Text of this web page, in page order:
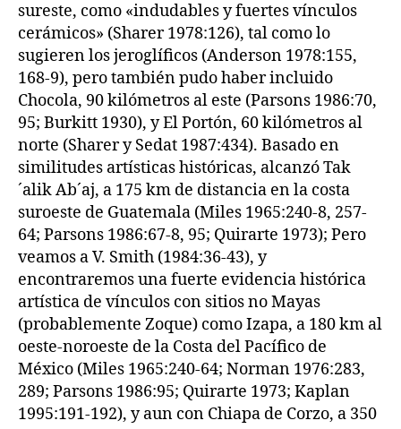
sureste, como «indudables y fuertes vínculos
cerámicos» (Sharer 1978:126), tal como lo
sugieren los jeroglíficos (Anderson 1978:155,
168-9), pero también pudo haber incluido
Chocola, 90 kilómetros al este (Parsons 1986:70,
95; Burkitt 1930), y El Portón, 60 kilómetros al
norte (Sharer y Sedat 1987:434). Basado en
similitudes artísticas históricas, alcanzó Tak
´alik Ab´aj, a 175 km de distancia en la costa
suroeste de Guatemala (Miles 1965:240-8, 257-
64; Parsons 1986:67-8, 95; Quirarte 1973); Pero
veamos a V. Smith (1984:36-43), y
encontraremos una fuerte evidencia histórica
artística de vínculos con sitios no Mayas
(probablemente Zoque) como Izapa, a 180 km al
oeste-noroeste de la Costa del Pacífico de
México (Miles 1965:240-64; Norman 1976:283,
289; Parsons 1986:95; Quirarte 1973; Kaplan
1995:191-192), y aun con Chiapa de Corzo, a 350